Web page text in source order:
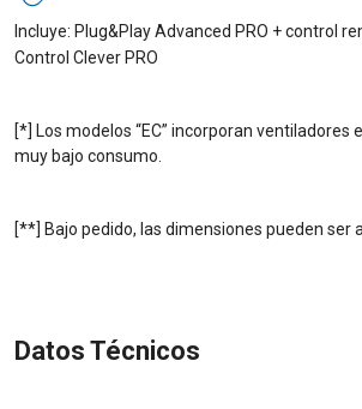
Incluye: Plug&Play Advanced PRO + control
Control Clever PRO
[*] Los modelos “EC” incorporan ventiladores
muy bajo consumo.
[**] Bajo pedido, las dimensiones pueden ser
Datos Técnicos